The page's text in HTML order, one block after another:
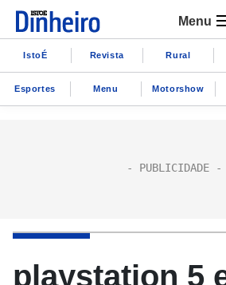
Menu
IstoÉ Revista Rural
Esportes Menu Motorshow
playstation 5